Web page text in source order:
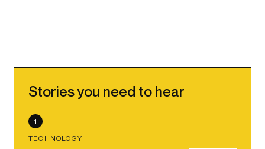
Stories you need to hear
1
TECHNOLOGY